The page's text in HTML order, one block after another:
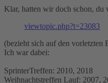
Klar, hatten wir doch schon, du
viewtopic.php?t=23083
(bezieht sich auf den vorletzten
Ich war dabei:
SprinterTreffen: 2010, 2018
Weihnachtstreffen Lauf: 2007,